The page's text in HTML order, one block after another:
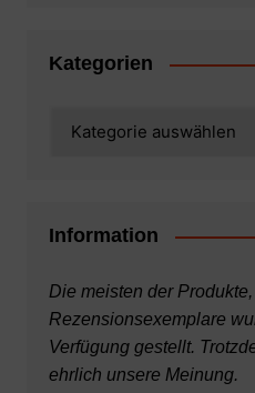
Kategorien
Information
Die meisten der
Rezensionsexemplare
Verfügung gestellt.
ehrlich unsere Meinung.